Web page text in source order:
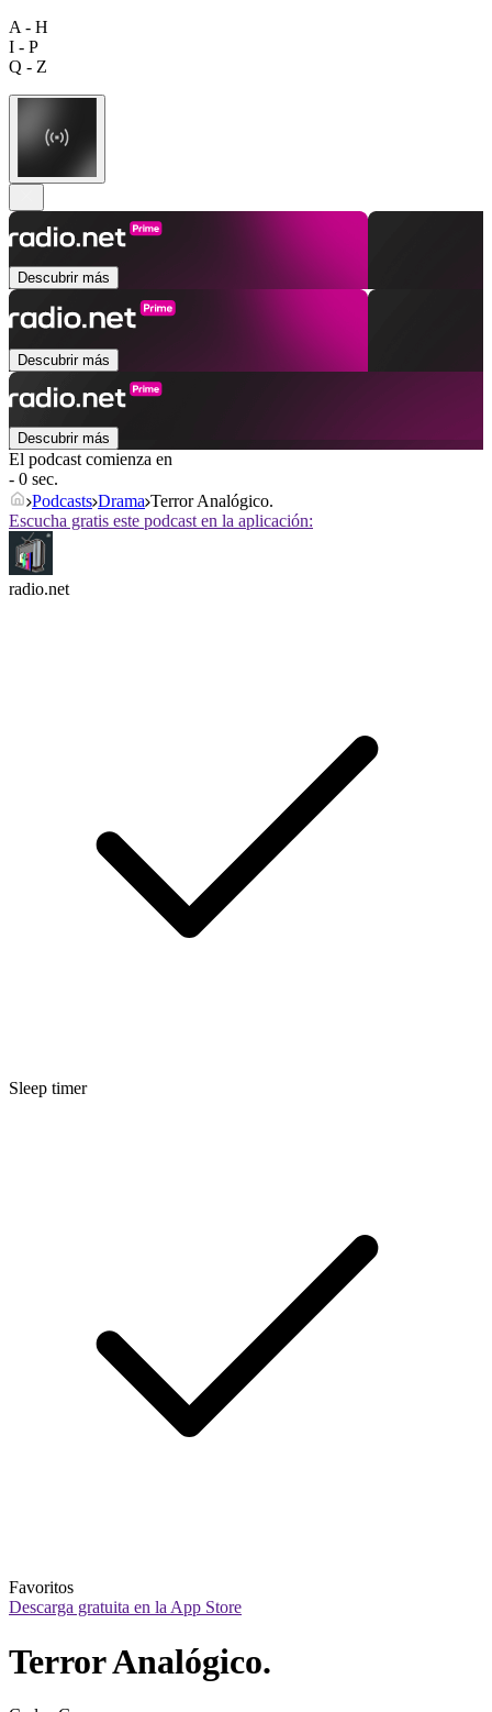
A - H
I - P
Q - Z
Descubrir más
Descubrir más
Descubrir más
El podcast comienza en
- 0 sec.
Podcasts Drama Terror Analógico.
Escucha gratis este podcast en la aplicación:
radio.net
Sleep timer
Favoritos
Descarga gratuita en la App Store
Terror Analógico.